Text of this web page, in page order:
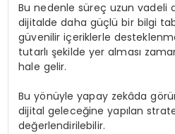
Bu nedenle süreç uzun vadeli
dijitalde daha güçlü bir bilgi
güvenilir içeriklerle
tutarlı şekilde yer alması
hale gelir.
Bu yönüyle yapay zekâda
dijital geleceğine yapılan
değerlendirilebilir.